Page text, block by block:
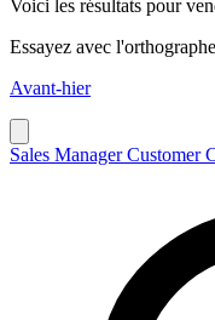
Voici les résultats pour
Essayez avec l'orthographe
Avant-hier
Sales Manager Customer